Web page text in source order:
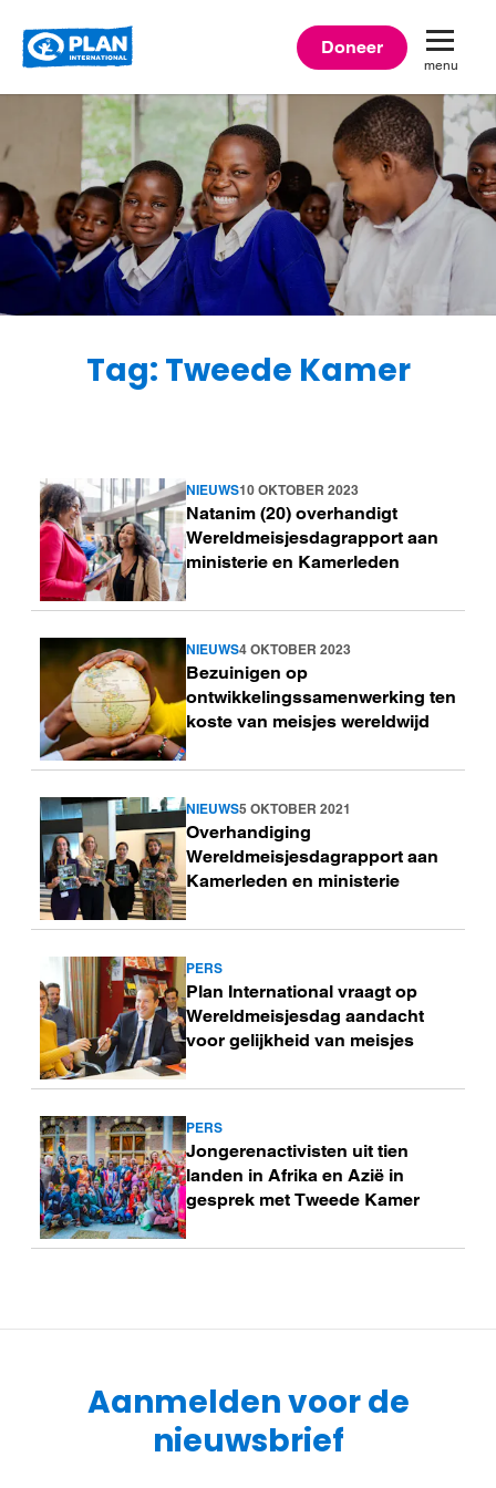
Doneer
menu
Tag: Tweede Kamer
NIEUWS10 OKTOBER 2023
Natanim (20) overhandigt
Wereldmeisjesdagrapport aan
ministerie en Kamerleden
Lees
meer
NIEUWS4 OKTOBER 2023
Bezuinigen op
ontwikkelingssamenwerking ten
koste van meisjes wereldwijd
Lees
meer
NIEUWS5 OKTOBER 2021
Overhandiging
Wereldmeisjesdagrapport aan
Kamerleden en ministerie
Lees
meer
PERS
Plan International vraagt op
Wereldmeisjesdag aandacht
voor gelijkheid van meisjes
Lees
meer
PERS
Jongerenactivisten uit tien
landen in Afrika en Azië in
gesprek met Tweede Kamer
Lees
meer
Aanmelden voor de
nieuwsbrief